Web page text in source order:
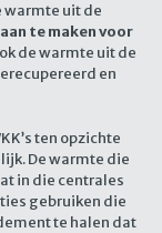
warmte uit de
te maken voor
de warmte uit de
en
ten opzichte
De warmte die
in die centrales
gebruiken die
te halen dat